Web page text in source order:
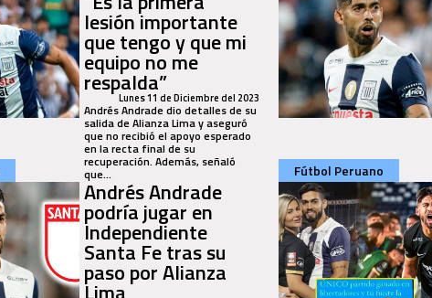
lesión importante
que tengo y que mi
equipo no me
respalda”
Lunes 11 de Diciembre del 2023
Andrés Andrade dio detalles de su
salida de Alianza Lima y aseguró
que no recibió el apoyo esperado
en la recta final de su
recuperación. Además, señaló
que...
Andrés Andrade
podría jugar en
Independiente
Santa Fe tras su
paso por Alianza
Fútbol Peruano